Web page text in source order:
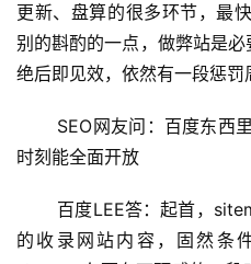
更新、盘算的很多环节，最
别的斟酌的一点，做弊站是
绝后即见效，依然有一段惩罚
时刻能全面开放
的收录网站内容，固然条